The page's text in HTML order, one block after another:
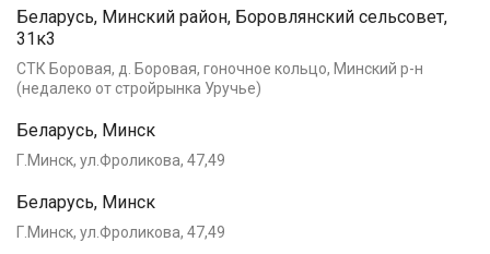
Беларусь, Минский район, Боровлянский сельсовет,
31к3
СТК Боровая, д. Боровая, гоночное кольцо, Минский р-н
(недалеко от стройрынка Уручье)
Беларусь, Минск
Г.Минск, ул.Фроликова, 47,49
Беларусь, Минск
Г.Минск, ул.Фроликова, 47,49